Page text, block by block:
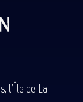
l'Île de La